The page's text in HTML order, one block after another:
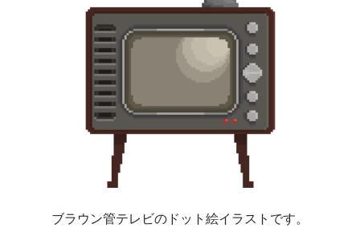
ブラウン管テレビのドット絵イラストです。